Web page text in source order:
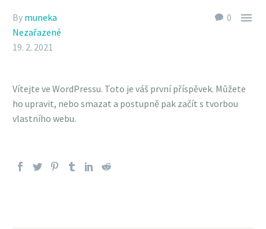
0 
By muneka
Nezařazené
19. 2. 2021
Vítejte ve WordPressu. Toto je váš první příspěvek. Můžete
ho upravit, nebo smazat a postupně pak začít s tvorbou
vlastního webu.